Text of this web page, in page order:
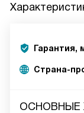
Гарантия,
Страна-
ОСНОВНЫЕ